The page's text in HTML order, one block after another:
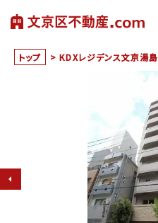
トップ > KDXレジデンス文京湯島